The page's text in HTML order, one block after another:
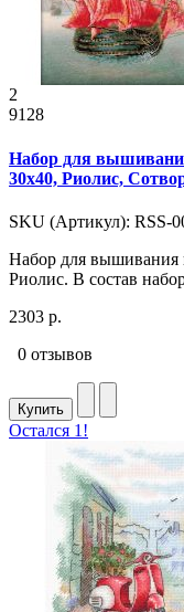
2
9128
Набор для
30x40, Риолис,
SKU (Артикул): RSS-
Набор для вышивания
Риолис. В состав
2303 р.
0 отзывов
Купить
Остался 1!